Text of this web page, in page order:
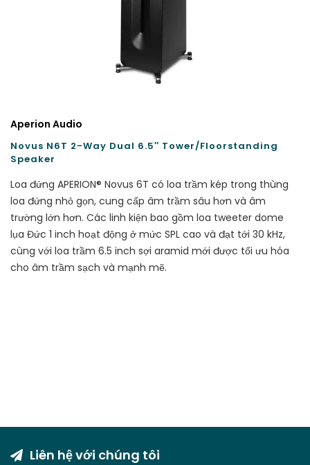
Aperion Audio
Novus N6T 2-Way Dual 6.5″ Tower/Floorstanding
Speaker
Loa đứng APERION® Novus 6T có loa trầm kép trong thùng
loa đứng nhỏ gọn, cung cấp âm trầm sâu hơn và âm
trường lớn hơn. Các linh kiện bao gồm loa tweeter dome
lụa Đức 1 inch hoạt động ở mức SPL cao và đạt tới 30 kHz,
cùng với loa trầm 6.5 inch sợi aramid mới được tối ưu hóa
cho âm trầm sạch và mạnh mẽ.
Liên hệ với chúng tôi